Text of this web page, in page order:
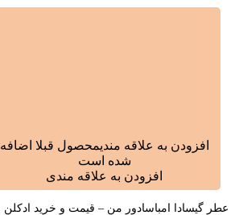
افزودن به علاقه مندیمحصول قبلا اضافه
شده است
افزودن به علاقه مندی